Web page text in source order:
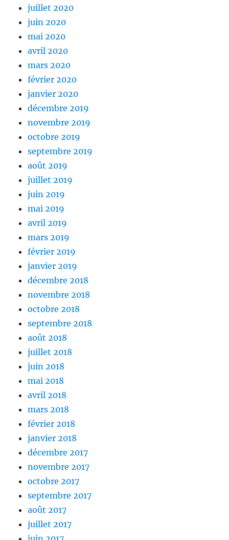
juillet 2020
juin 2020
mai 2020
avril 2020
mars 2020
février 2020
janvier 2020
décembre 2019
novembre 2019
octobre 2019
septembre 2019
août 2019
juillet 2019
juin 2019
mai 2019
avril 2019
mars 2019
février 2019
janvier 2019
décembre 2018
novembre 2018
octobre 2018
septembre 2018
août 2018
juillet 2018
juin 2018
mai 2018
avril 2018
mars 2018
février 2018
janvier 2018
décembre 2017
novembre 2017
octobre 2017
septembre 2017
août 2017
juillet 2017